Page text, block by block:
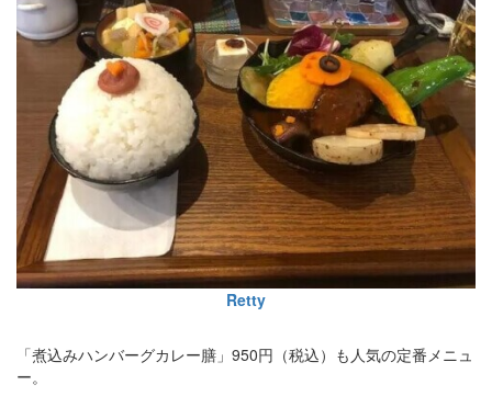
Retty
「煮込みハンバーグカレー膳」950円（税込）も人気の定番メニュ
ー。